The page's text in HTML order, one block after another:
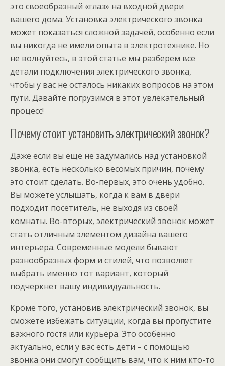
это своеобразный «глаз» на входной двери
вашего дома. Установка электрического звонка
может показаться сложной задачей, особенно если
вы никогда не имели опыта в электротехнике. Но
не волнуйтесь, в этой статье мы разберем все
детали подключения электрического звонка,
чтобы у вас не осталось никаких вопросов на этом
пути. Давайте погрузимся в этот увлекательный
процесс!
Почему стоит установить электрический звонок?
Даже если вы еще не задумались над установкой
звонка, есть несколько весомых причин, почему
это стоит сделать. Во-первых, это очень удобно.
Вы можете услышать, когда к вам в двери
подходит посетитель, не выходя из своей
комнаты. Во-вторых, электрический звонок может
стать отличным элементом дизайна вашего
интерьера. Современные модели бывают
разнообразных форм и стилей, что позволяет
выбрать именно тот вариант, который
подчеркнет вашу индивидуальность.
Кроме того, установив электрический звонок, вы
сможете избежать ситуации, когда вы пропустите
важного гостя или курьера. Это особенно
актуально, если у вас есть дети – с помощью
звонка они смогут сообщить вам, что к ним кто-то